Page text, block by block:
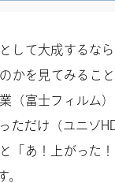
して大成するな
かを見てみるこ
（富士フィルム
ただけ（ユニゾ
「あ！上がった
。